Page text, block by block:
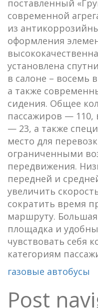
поставленный
современной
из
оформления
установлена
в салоне – восемь
а также
сидения. Общее
пассажиров — 110,
— 23, а также
место для
ограниченными
передвижения.
передней и
увеличить
сократить время
маршруту.
площадка и
чувствовать себя
категориям
газовые автобусы
Post